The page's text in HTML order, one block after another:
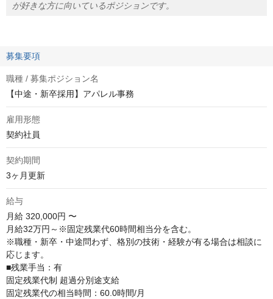
が好きな方に向いているポジションです。
募集要項
職種 / 募集ポジション名
【中途・新卒採用】アパレル事務
雇用形態
契約社員
契約期間
3ヶ月更新
給与
月給 320,000円 〜
月給32万円～※固定残業代60時間相当分を含む。
※職種・新卒・中途問わず、格別の技術・経験が有る場合は相談に
応じます。
■残業⼿当：有
固定残業代制 超過分別途⽀給
固定残業代の相当時間：60.0時間/⽉